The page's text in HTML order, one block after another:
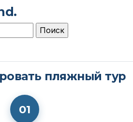
пляжный тур
01